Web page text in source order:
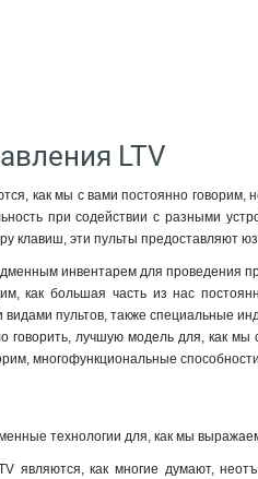
LTV
как мы с вами постоянно
при содействии с разными
клавиш, эти пульты предоставляют
инвентарем для проведения
как большая часть из нас
пультов, также специальные
говорить, лучшую модель для, как
многофункциональные
технологии для, как мы
являются, как многие думают,